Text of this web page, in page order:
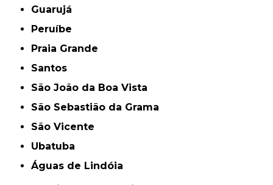
Guarujá
Peruíbe
Praia Grande
Santos
São João da Boa Vista
São Sebastião da Grama
São Vicente
Ubatuba
Águas de Lindóia